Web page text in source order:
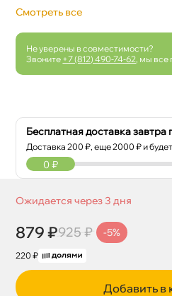
Смотреть все
Не уверены в совместимости?
Звоните +7 (812) 490-74-62 , мы
Бесплатная доставка завтра
Доставка200 ₽, еще2000 ₽ и
0 ₽
Ожидается через 3 дня
879 ₽925 ₽ -5%
220 ₽
Добавить в